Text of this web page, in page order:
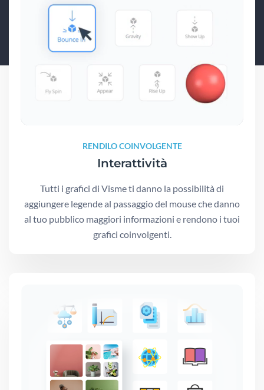
RENDILO COINVOLGENTE
Interattività
Tutti i grafici di Visme ti danno la possibilità di
aggiungere legende al passaggio del mouse che danno
al tuo pubblico maggiori informazioni e rendono i tuoi
grafici coinvolgenti.